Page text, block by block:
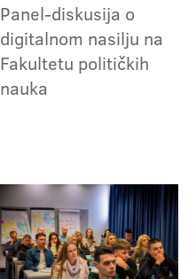
Panel-diskusija o
digitalnom nasilju na
Fakultetu političkih
nauka